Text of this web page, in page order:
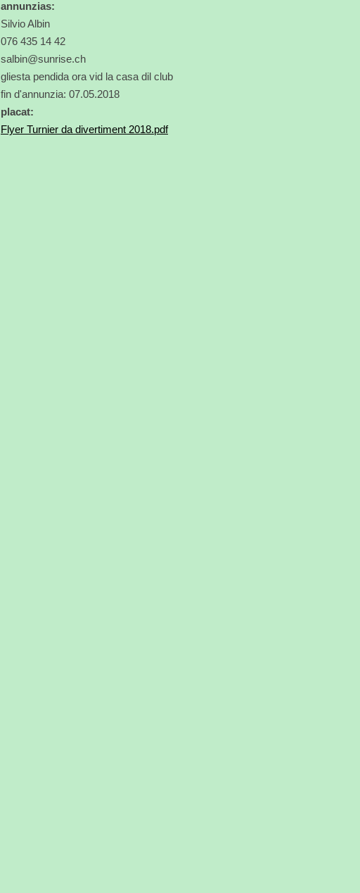
annunzias:
Silvio Albin
076 435 14 42
salbin@sunrise.ch
gliesta pendida ora vid la casa dil club
fin d'annunzia: 07.05.2018
placat:
Flyer Turnier da divertiment 2018.pdf